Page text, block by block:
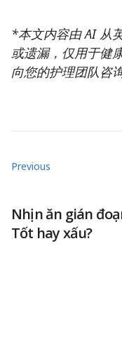
*本文内容由 AI 从
或遗漏，仅用于健
向您的护理团队咨询
Previous
Nhịn ăn gián
Tốt hay xấu?